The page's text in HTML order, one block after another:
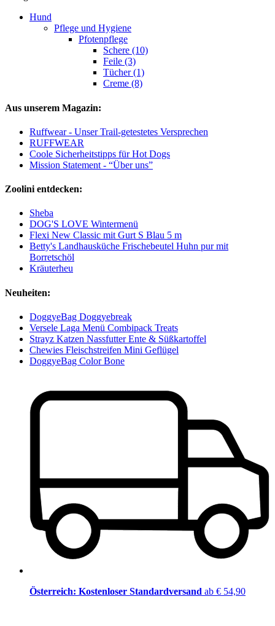
Hund
Pflege und Hygiene
Pfotenpflege
Schere (10)
Feile (3)
Tücher (1)
Creme (8)
Aus unserem Magazin:
Ruffwear - Unser Trail-getestetes Versprechen
RUFFWEAR
Coole Sicherheitstipps für Hot Dogs
Mission Statement - “Über uns”
Zoolini entdecken:
Sheba
DOG'S LOVE Wintermenü
Flexi New Classic mit Gurt S Blau 5 m
Betty's Landhausküche Frischebeutel Huhn pur mit
Borretschöl
Kräuterheu
Neuheiten:
DoggyeBag Doggyebreak
Versele Laga Menü Combipack Treats
Strayz Katzen Nassfutter Ente & Süßkartoffel
Chewies Fleischstreifen Mini Geflügel
DoggyeBag Color Bone
Österreich: Kostenloser Standardversand ab € 54,90